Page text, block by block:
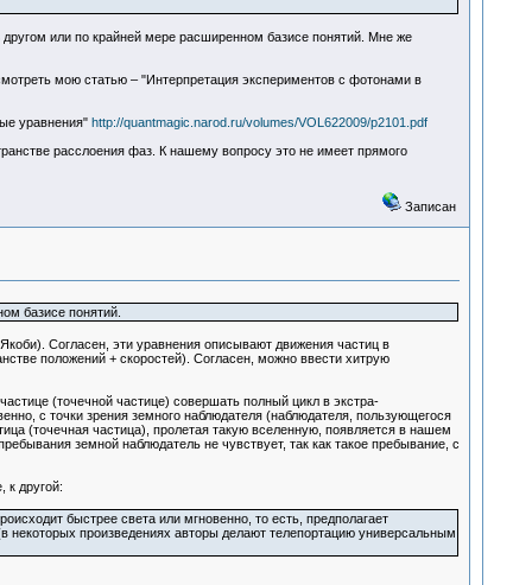
или по крайней мере расширенном базисе понятий. Мне же
мою статью – "Интерпретация экспериментов с фотонами в
уравнения" http://quantmagic.narod.ru/volumes/VOL622009/p2101.pdf
расслоения фаз. К нашему вопросу это не имеет прямого
Записан
базисе понятий.
Согласен, эти уравнения описывают движения частиц в
положений + скоростей). Согласен, можно ввести хитрую
(точечной частице) совершать полный цикл в экстра-
с точки зрения земного наблюдателя (наблюдателя, пользующегося
(точечная частица), пролетая такую вселенную, появляется в нашем
земной наблюдатель не чувствует, так как такое пребывание, с
к другой:
быстрее света или мгновенно, то есть, предполагает
произведениях авторы делают телепортацию универсальным